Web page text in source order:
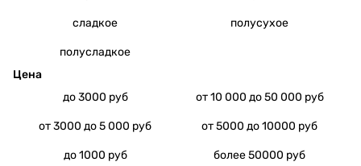
сладкое полусухое
полусладкое
Цена
до 3000 руб
от 10 000 до 50 000 руб
от 3000 до 5 000 руб от 5000 до 10000 руб
до 1000 руб более 50000 руб